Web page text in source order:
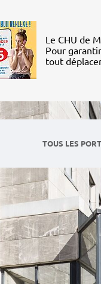
Le CHU de
Pour
tout
TOUS LES